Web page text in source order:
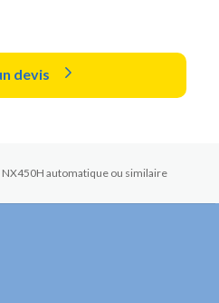
devis
NX450H automatique ou similaire